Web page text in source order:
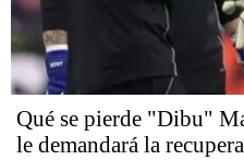
Qué se pierde "Dibu"
le demandará la